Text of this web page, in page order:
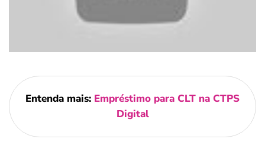
Entenda mais: Empréstimo para CLT na CTPS
Digital